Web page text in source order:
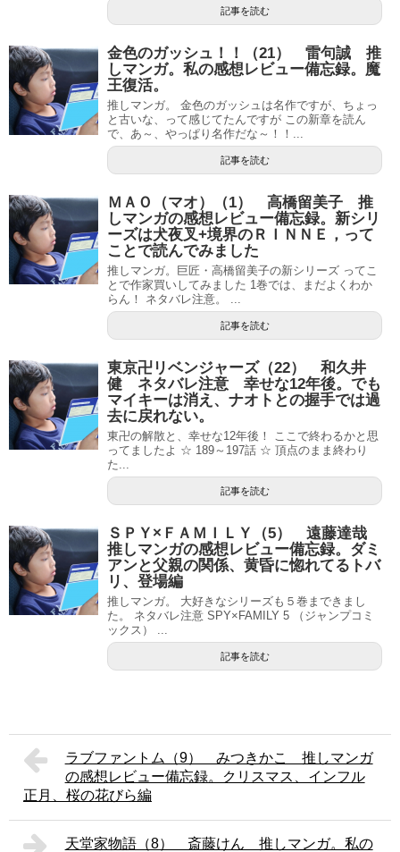
記事を読む
金色のガッシュ！！（21） 雷句誠 推
しマンガ。私の感想レビュー備忘録。魔
王復活。
推しマンガ。 金色のガッシュは名作ですが、ちょっ
と古いな、って感じてたんですが この新章を読ん
で、あ～、やっぱり名作だな～！！...
記事を読む
ＭＡＯ（マオ）（1） 高橋留美子 推
しマンガの感想レビュー備忘録。新シリ
ーズは犬夜叉+境界のＲＩＮＮＥ，って
ことで読んでみました
推しマンガ。巨匠・高橋留美子の新シリーズ ってこ
とで作家買いしてみました 1巻では、まだよくわか
らん！ ネタバレ注意。 ...
記事を読む
東京卍リベンジャーズ（22） 和久井
健 ネタバレ注意 幸せな12年後。でも
マイキーは消え、ナオトとの握手では過
去に戻れない。
東卍の解散と、幸せな12年後！ ここで終わるかと思
ってましたよ ☆ 189～197話 ☆ 頂点のまま終わり
た...
記事を読む
ＳＰＹ×ＦＡＭＩＬＹ（5） 遠藤達哉
推しマンガの感想レビュー備忘録。ダミ
アンと父親の関係、黄昏に惚れてるトバ
リ、登場編
推しマンガ。 大好きなシリーズも５巻まできまし
た。 ネタバレ注意 SPY×FAMILY 5 （ジャンプコミ
ックス） ...
記事を読む
ラブファントム（9） みつきかこ 推しマンガ
の感想レビュー備忘録。クリスマス、インフル
正月、桜の花びら編
天堂家物語（8） 斎藤けん 推しマンガ。私の